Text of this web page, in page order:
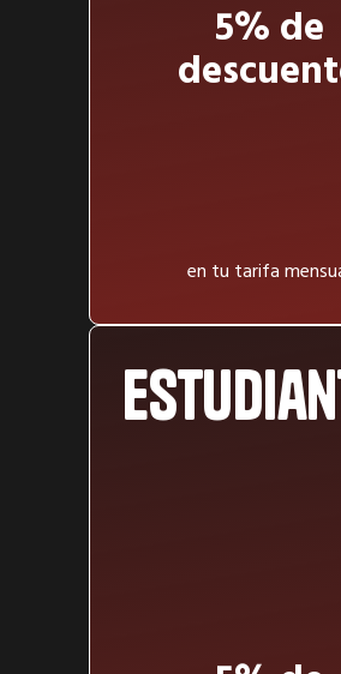
5% de
en tu tarifa